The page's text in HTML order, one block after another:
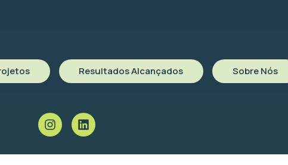
Resultados Alcançados Sobre Nós